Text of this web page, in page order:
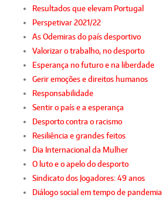
Resultados que elevam Portugal
Perspetivar 2021/22
As Odemiras do país desportivo
Valorizar o trabalho, no desporto
Esperança no futuro e na liberdade
Gerir emoções e direitos humanos
Responsabilidade
Sentir o país e a esperança
Desporto contra o racismo
Resiliência e grandes feitos
Dia Internacional da Mulher
O luto e o apelo do desporto
Sindicato dos Jogadores: 49 anos
Diálogo social em tempo de pandemia